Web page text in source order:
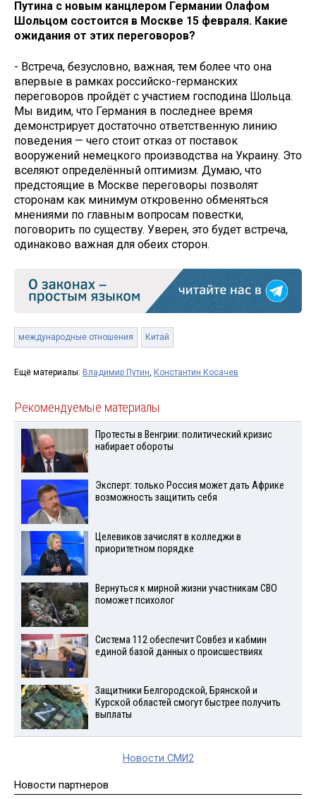
Путина с новым канцлером Германии Олафом
Шольцом состоится в Москве 15 февраля. Какие
ожидания от этих переговоров?
- Встреча, безусловно, важная, тем более что она
впервые в рамках российско-германских
переговоров пройдёт с участием господина Шольца.
Мы видим, что Германия в последнее время
демонстрирует достаточно ответственную линию
поведения — чего стоит отказ от поставок
вооружений немецкого производства на Украину. Это
вселяют определённый оптимизм. Думаю, что
предстоящие в Москве переговоры позволят
сторонам как минимум откровенно обменяться
мнениями по главным вопросам повестки,
поговорить по существу. Уверен, это будет встреча,
одинаково важная для обеих сторон.
международные отношения Китай
Ещё материалы: Владимир Путин Константин Косачев
Рекомендуемые материалы
Протесты в Венгрии: политический кризис
набирает обороты
Эксперт: только Россия может дать Африке
возможность защитить себя
Целевиков зачислят в колледжи в
приоритетном порядке
Вернуться к мирной жизни участникам СВО
поможет психолог
Система 112 обеспечит Совбез и кабмин
единой базой данных о происшествиях
Защитники Белгородской, Брянской и
Курской областей смогут быстрее получить
выплаты
Новости СМИ2
Новости партнеров